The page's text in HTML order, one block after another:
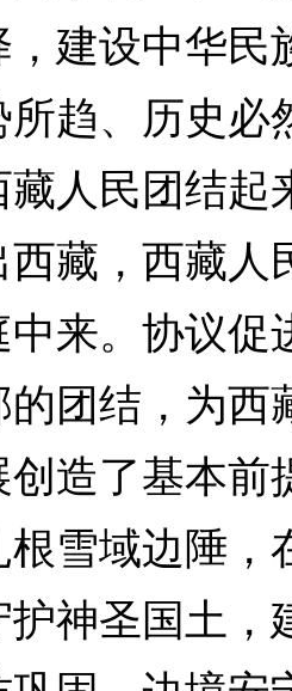
，建设中华民
趋、历史必
藏人民团结起
西藏，西藏人
中来。协议促
的团结，为西
造了基本前
雪域边陲，
护神圣国土，